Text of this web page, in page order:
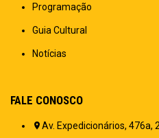
Programação
Guia Cultural
Notícias
FALE CONOSCO
Av. Expedicionários, 476a,